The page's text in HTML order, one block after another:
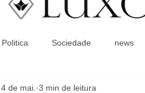
Politica Sociedade news
4 de mai. 3 min de leitura